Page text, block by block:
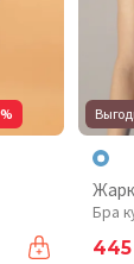
Бра
445